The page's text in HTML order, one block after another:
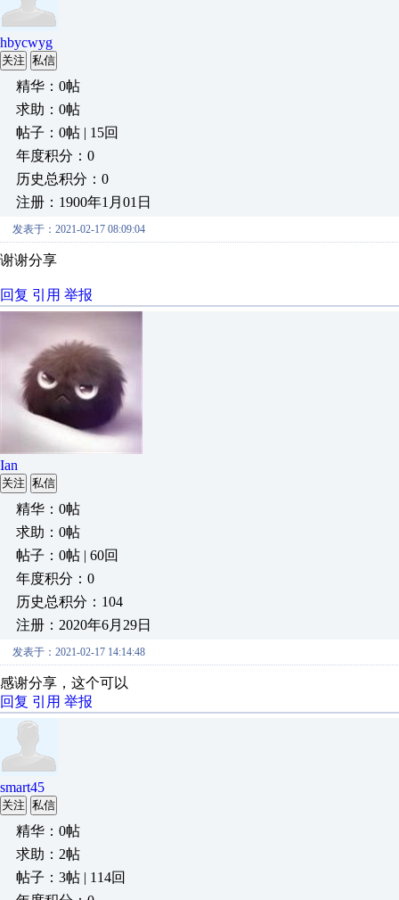
hbycwyg
关注 私信
精华：0帖
求助：0帖
帖子：0帖 | 15回
年度积分：0
历史总积分：0
注册：1900年1月01日
发表于：2021-02-17 08:09:04
谢谢分享
回复 引用 举报
Ian
关注 私信
精华：0帖
求助：0帖
帖子：0帖 | 60回
年度积分：0
历史总积分：104
注册：2020年6月29日
发表于：2021-02-17 14:14:48
感谢分享，这个可以
回复 引用 举报
smart45
关注 私信
精华：0帖
求助：2帖
帖子：3帖 | 114回